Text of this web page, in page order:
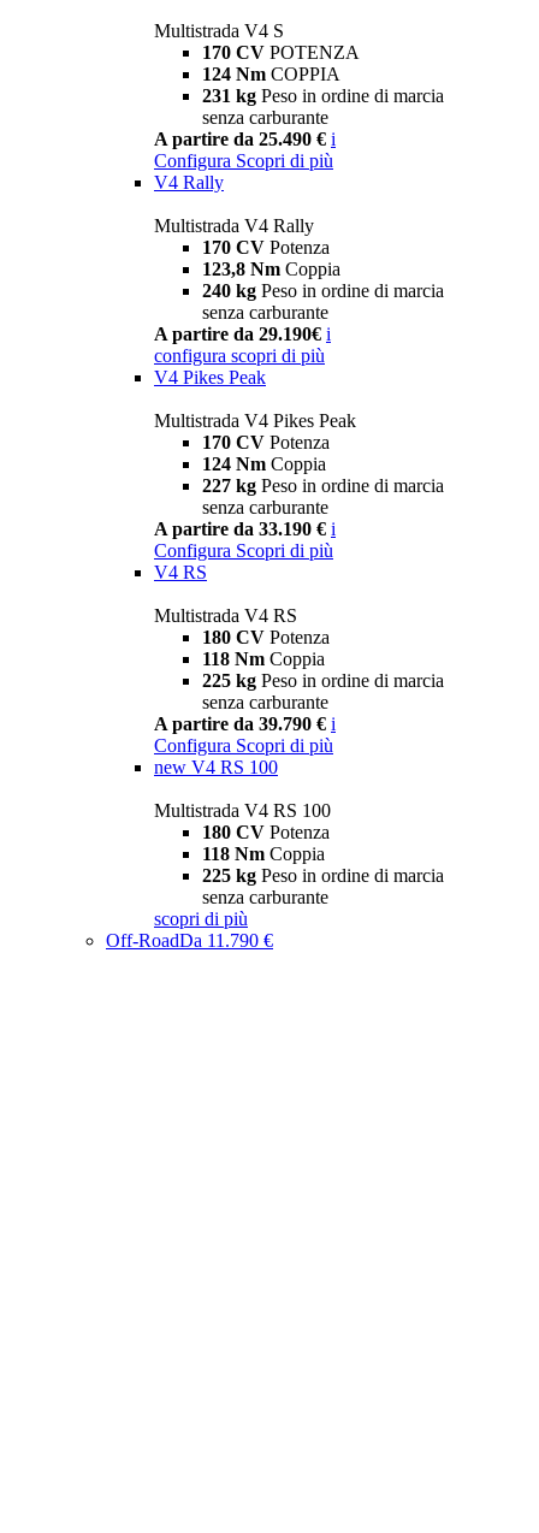
Multistrada V4 S
170 CV POTENZA
124 Nm COPPIA
231 kg Peso in ordine di marcia
senza carburante
A partire da 25.490 € i
Configura Scopri di più
V4 Rally
Multistrada V4 Rally
170 CV Potenza
123,8 Nm Coppia
240 kg Peso in ordine di marcia
senza carburante
A partire da 29.190€ i
configura scopri di più
V4 Pikes Peak
Multistrada V4 Pikes Peak
170 CV Potenza
124 Nm Coppia
227 kg Peso in ordine di marcia
senza carburante
A partire da 33.190 € i
Configura Scopri di più
V4 RS
Multistrada V4 RS
180 CV Potenza
118 Nm Coppia
225 kg Peso in ordine di marcia
senza carburante
A partire da 39.790 € i
Configura Scopri di più
new V4 RS 100
Multistrada V4 RS 100
180 CV Potenza
118 Nm Coppia
225 kg Peso in ordine di marcia
senza carburante
scopri di più
Off-RoadDa 11.790 €